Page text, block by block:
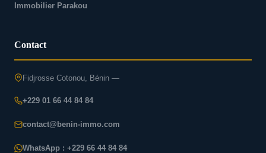
Immobilier Parakou
Contact
Fidjrosse Cotonou, Bénin —
+229 01 66 44 84 84
contact@benin-immo.com
WhatsApp : +229 66 44 84 84